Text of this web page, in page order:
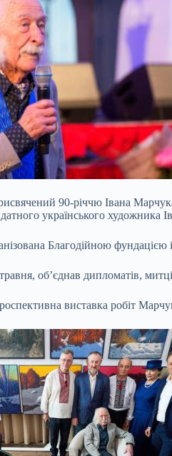
90-річчю Івана
українського художника
Благодійною фундацією
об’єднав дипломатів,
виставка робіт